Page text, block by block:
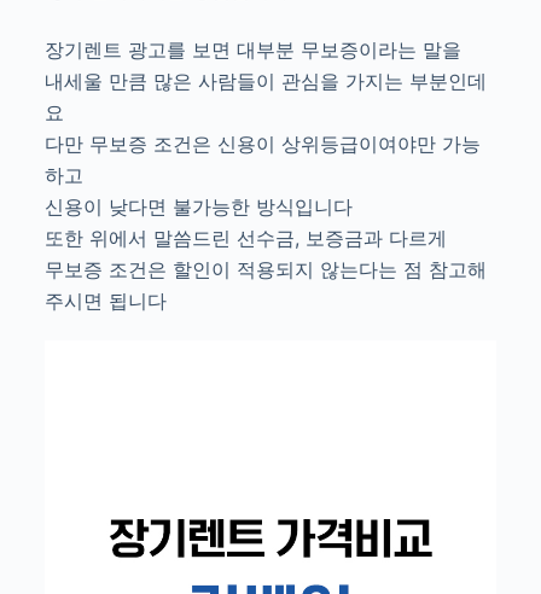
장기렌트 광고를 보면 대부분 무보증이라는 말을
내세울 만큼 많은 사람들이 관심을 가지는 부분인데
요
다만 무보증 조건은 신용이 상위등급이여야만 가능
하고
신용이 낮다면 불가능한 방식입니다
또한 위에서 말씀드린 선수금, 보증금과 다르게
무보증 조건은 할인이 적용되지 않는다는 점 참고해
주시면 됩니다